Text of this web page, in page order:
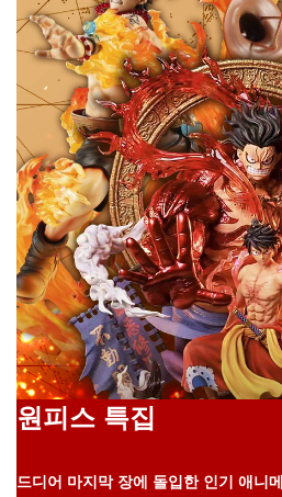
원피스 특집
드디어 마지막 장에 돌입한 인기 애니